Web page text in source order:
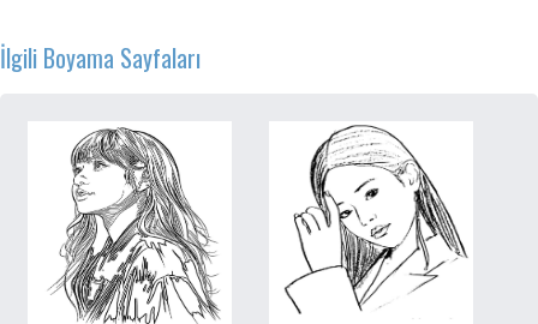
İlgili Boyama Sayfaları